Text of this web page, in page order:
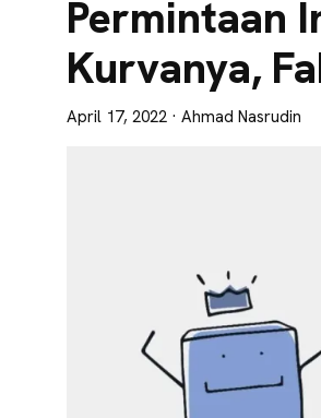
Permintaan
Kurvanya,
April 17, 2022 · Ahmad Nasrudin